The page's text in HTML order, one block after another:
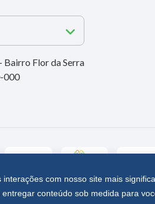
com nosso site mais
conteúdo sob medida para
Bairro Flor da Serra
000
reservados